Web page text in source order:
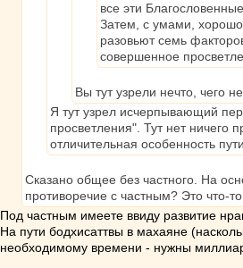
все эти
Затем, с умами, хорошо
разовьют семь
совершенное
Вы тут узрели нечто, чего
Я тут узрел исчерпывающий
просветления". Тут нет ничего
отличительная особенность
Сказано общее без частного. На
противоречие с частным? Это что-
Под частным имеете ввиду развитие
На пути бодхисаттвы в махаяне
необходимому времени - нужны